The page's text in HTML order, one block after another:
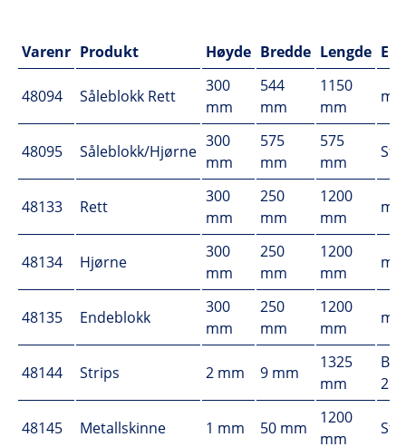
Varenr Produkt Høyde Bredde Lengde
48094 Såleblokk Rett
300
mm
544
mm
1150
mm
m
48095 Såleblokk/Hjørne
300
mm
575
mm
575
mm
Stk
48133 Rett
300
mm
250
mm
1200
mm
m²
48134 Hjørne
300
mm
250
mm
1200
mm
m²
48135 Endeblokk
300
mm
250
mm
1200
mm
m²
48144 Strips 2 mm 9 mm
1325
mm
25
48145 Metallskinne 1 mm 50 mm
1200
mm
Stk